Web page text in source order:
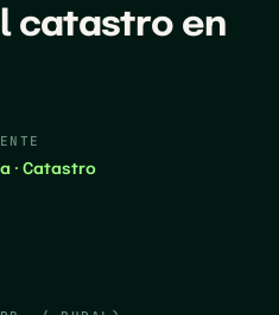
catastro en
· Catastro